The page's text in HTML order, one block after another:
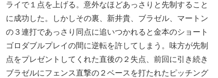
ライで１点を上げる。意外なほどあっさりと先制すること
に成功した。しかしその裏、新井貴、ブラゼル、マートン
の３連打であっさり同点に追いつかれると金本のショート
ゴロダブルプレイの間に逆転を許してしまう。味方が先制
点をプレゼントしてくれた直後の２失点、前回に引き続き
ブラゼルにフェンス直撃の２ベースを打たれたピッチング